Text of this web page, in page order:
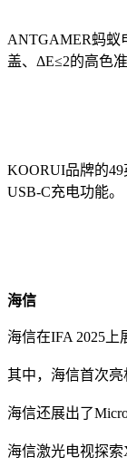
ANTGAMER蚂蚁
盖、ΔE≤2的高色准
KOORUI品牌的
USB-C充电功能。
海信
海信在IFA 2025上
其中，海信首次亮
海信还展出了
海信激光电视探索